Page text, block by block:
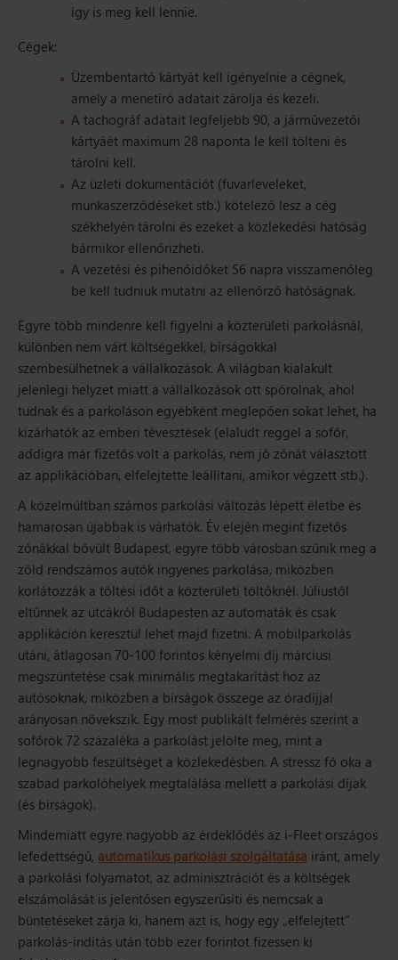
így is meg kell lennie.
Cégek:
Üzembentartó kártyát kell igényelnie a cégnek,
amely a menetíró adatait zárolja és kezeli.
A tachográf adatait legfeljebb 90, a járművezetői
kártyáét maximum 28 naponta le kell tölteni és
tárolni kell.
Az üzleti dokumentációt (fuvarleveleket,
munkaszerződéseket stb.) kötelező lesz a cég
székhelyén tárolni és ezeket a közlekedési hatóság
bármikor ellenőrizheti.
A vezetési és pihenőidőket 56 napra visszamenőleg
be kell tudniuk mutatni az ellenőrző hatóságnak.
Egyre több mindenre kell figyelni a közterületi parkolásnál,
különben nem várt költségekkel, bírságokkal
szembesülhetnek a vállalkozások. A világban kialakult
jelenlegi helyzet miatt a vállalkozások ott spórolnak, ahol
tudnak és a parkoláson egyébként meglepően sokat lehet, ha
kizárhatók az emberi tévesztések (elaludt reggel a sofőr,
addigra már fizetős volt a parkolás, nem jó zónát választott
az applikációban, elfelejtette leállítani, amikor végzett stb.).
A közelmúltban számos parkolási változás lépett életbe és
hamarosan újabbak is várhatók. Év elején megint fizetős
zónákkal bővült Budapest, egyre több városban szűnik meg a
zöld rendszámos autók ingyenes parkolása, miközben
korlátozzák a töltési időt a közterületi töltőknél. Júliustól
eltűnnek az utcákról Budapesten az automaták és csak
applikáción keresztül lehet majd fizetni. A mobilparkolás
utáni, átlagosan 70-100 forintos kényelmi díj márciusi
megszüntetése csak minimális megtakarítást hoz az
autósoknak, miközben a bírságok összege az óradíjjal
arányosan növekszik. Egy most publikált felmérés szerint a
sofőrök 72 százaléka a parkolást jelölte meg, mint a
legnagyobb feszültséget a közlekedésben. A stressz fő oka a
szabad parkolóhelyek megtalálása mellett a parkolási díjak
(és bírságok).
Mindemiatt egyre nagyobb az érdeklődés az i-Fleet országos
lefedettségű, automatikus parkolási szolgáltatása iránt, amely
a parkolási folyamatot, az adminisztrációt és a költségek
elszámolását is jelentősen egyszerűsíti és nemcsak a
büntetéseket zárja ki, hanem azt is, hogy egy „elfelejtett”
parkolás-indítás után több ezer forintot fizessen ki